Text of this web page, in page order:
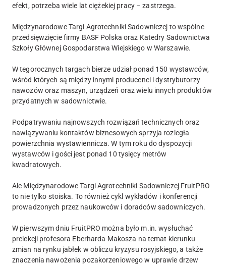
efekt, potrzeba wiele lat ciężekiej pracy – zastrzega.
Międzynarodowe Targi Agrotechniki Sadowniczej to wspólne
przedsięwzięcie firmy BASF Polska oraz Katedry Sadownictwa
Szkoły Głównej Gospodarstwa Wiejskiego w Warszawie.
W tegorocznych targach bierze udział ponad 150 wystawców,
wśród których są między innymi producenci i dystrybutorzy
nawozów oraz maszyn, urządzeń oraz wielu innych produktów
przydatnych w sadownictwie.
Podpatrywaniu najnowszych rozwiązań technicznych oraz
nawiązywaniu kontaktów biznesowych sprzyja rozległa
powierzchnia wystawiennicza. W tym roku do dyspozycji
wystawców i gości jest ponad 10 tysięcy metrów
kwadratowych.
Ale Międzynarodowe Targi Agrotechniki Sadowniczej FruitPRO
to nie tylko stoiska. To również cykl wykładów i konferencji
prowadzonych przez naukowców i doradców sadowniczych.
W pierwszym dniu FruitPRO można było m.in. wysłuchać
prelekcji profesora Eberharda Makosza na temat kierunku
zmian na rynku jabłek w obliczu kryzysu rosyjskiego, a także
znaczenia nawożenia pozakorzeniowego w uprawie drzew